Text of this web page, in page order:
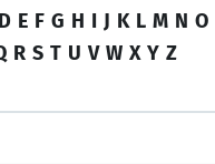
D E F G H I J K L M N O
R S T U V W X Y Z